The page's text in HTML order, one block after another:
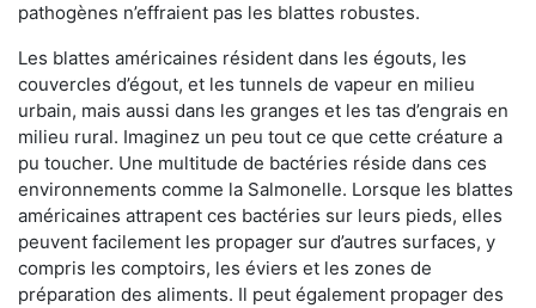
pathogènes n’effraient pas les blattes robustes.
Les blattes américaines résident dans les égouts, les
couvercles d’égout, et les tunnels de vapeur en milieu
urbain, mais aussi dans les granges et les tas d’engrais en
milieu rural. Imaginez un peu tout ce que cette créature a
pu toucher. Une multitude de bactéries réside dans ces
environnements comme la Salmonelle. Lorsque les blattes
américaines attrapent ces bactéries sur leurs pieds, elles
peuvent facilement les propager sur d’autres surfaces, y
compris les comptoirs, les éviers et les zones de
préparation des aliments. Il peut également propager des